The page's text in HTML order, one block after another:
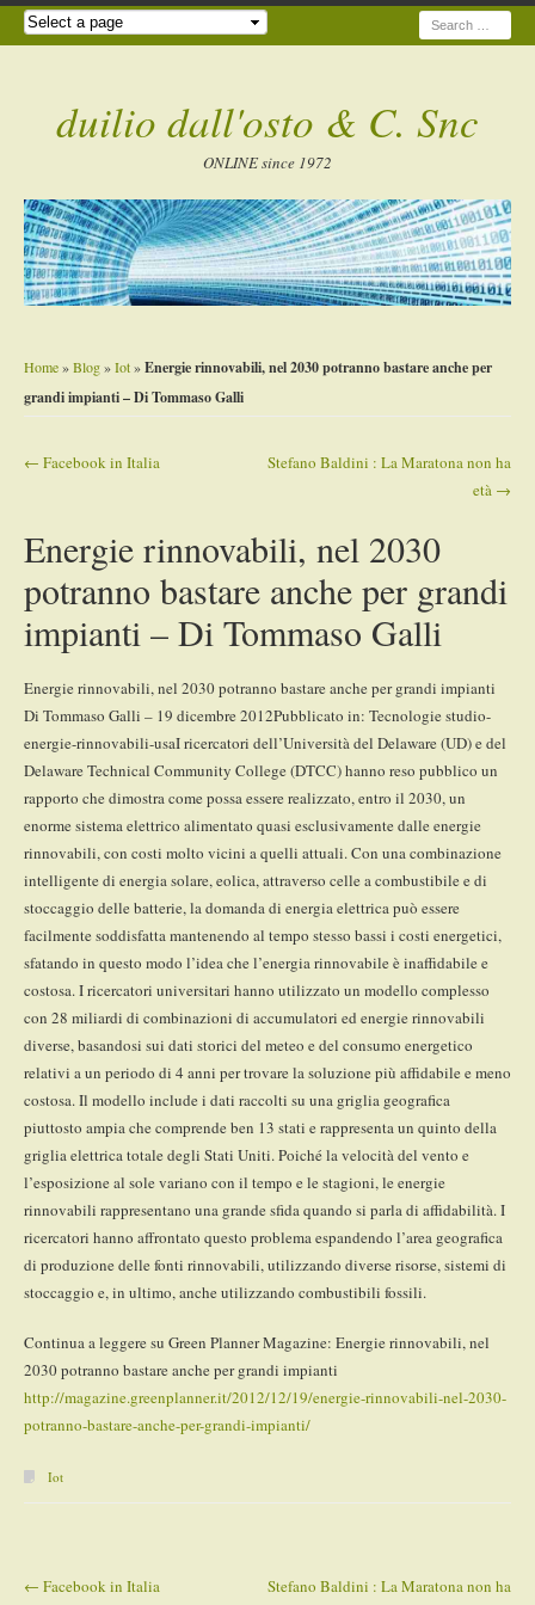
Search
duilio dall'osto & C. Snc
ONLINE since 1972
Home»Blog»Iot»Energie rinnovabili, nel 2030 potranno bastare anche per
grandi impianti – Di Tommaso Galli
← Facebook in Italia
Stefano Baldini : La Maratona non ha
età →
Energie rinnovabili, nel 2030
potranno bastare anche per grandi
impianti – Di Tommaso Galli
Energie rinnovabili, nel 2030 potranno bastare anche per grandi impianti
Di Tommaso Galli – 19 dicembre 2012Pubblicato in: Tecnologie studio-
energie-rinnovabili-usaI ricercatori dell’Università del Delaware (UD) e del
Delaware Technical Community College (DTCC) hanno reso pubblico un
rapporto che dimostra come possa essere realizzato, entro il 2030, un
enorme sistema elettrico alimentato quasi esclusivamente dalle energie
rinnovabili, con costi molto vicini a quelli attuali. Con una combinazione
intelligente di energia solare, eolica, attraverso celle a combustibile e di
stoccaggio delle batterie, la domanda di energia elettrica può essere
facilmente soddisfatta mantenendo al tempo stesso bassi i costi energetici,
sfatando in questo modo l’idea che l’energia rinnovabile è inaffidabile e
costosa. I ricercatori universitari hanno utilizzato un modello complesso
con 28 miliardi di combinazioni di accumulatori ed energie rinnovabili
diverse, basandosi sui dati storici del meteo e del consumo energetico
relativi a un periodo di 4 anni per trovare la soluzione più affidabile e meno
costosa. Il modello include i dati raccolti su una griglia geografica
piuttosto ampia che comprende ben 13 stati e rappresenta un quinto della
griglia elettrica totale degli Stati Uniti. Poiché la velocità del vento e
l’esposizione al sole variano con il tempo e le stagioni, le energie
rinnovabili rappresentano una grande sfida quando si parla di affidabilità. I
ricercatori hanno affrontato questo problema espandendo l’area geografica
di produzione delle fonti rinnovabili, utilizzando diverse risorse, sistemi di
stoccaggio e, in ultimo, anche utilizzando combustibili fossili.
Continua a leggere su Green Planner Magazine: Energie rinnovabili, nel
2030 potranno bastare anche per grandi impianti
http://magazine.greenplanner.it/2012/12/19/energie-rinnovabili-nel-2030-
potranno-bastare-anche-per-grandi-impianti/
Iot
← Facebook in Italia
Stefano Baldini : La Maratona non ha